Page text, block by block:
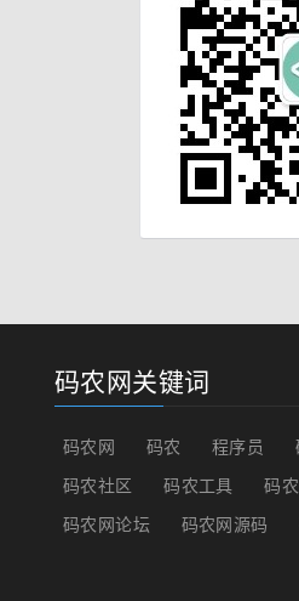
码农网关键词
码农网 码农 程序员
码农社区
码农工具 码
码农网论坛
码农网源码